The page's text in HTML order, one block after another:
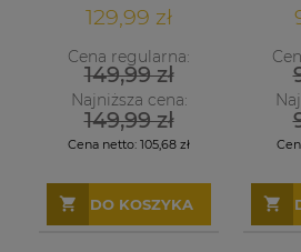
129,99 zł
Cena regularna:
149,99 zł
Najniższa cena:
149,99 zł
Cena netto: 105,68 zł
DO KOSZYKA